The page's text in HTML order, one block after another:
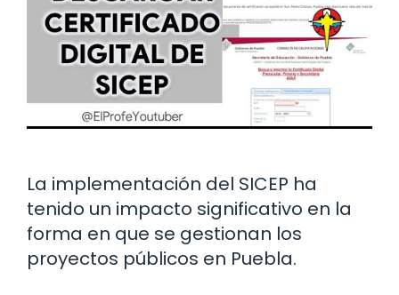
La implementación del SICEP ha
tenido un impacto significativo en la
forma en que se gestionan los
proyectos públicos en Puebla.